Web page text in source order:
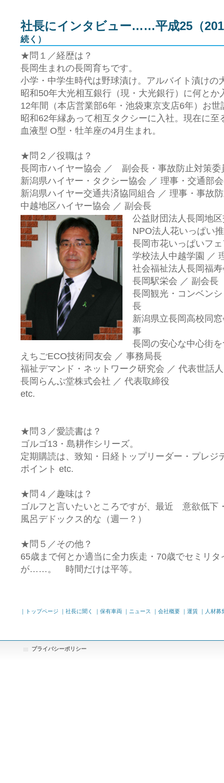
社長にインタビュー……平成25（
続く）
★問１／経歴は？
長岡生まれの長岡育ちです。
小学・中学生時代は野球漬け。アルバイト漬けの
昭和50年大光相互銀行（現・大光銀行）に何とか
12年間（本店営業部6年・池袋東京支店6年）お世
昭和62年縁あって相互タクシーに入社。現在に至
血液型 O型・牡羊座の4月生まれ。
★問２／役職は？
長岡市ハイヤー協会 ／ 副会長・事故防止対策
新潟県ハイヤー・タクシー協会 ／ 理事・交通部
新潟県ハイヤー交通共済協同組合 ／ 理事・事故
中越地区ハイヤー協会 ／ 副会長
公益財団法人長岡地
NPO法人花いっぱい
長岡市花いっぱいフ
学校法人中越学園 ／
社会福祉法人長岡福
長岡駅栄会 ／ 副会長
長岡観光・コンベン
長
新潟県立長岡高校同
事
長岡の安心な中心街
えちごECO技術同友会 ／ 事務局長
福祉デマンド・ネットワーク研究会 ／ 代表世話人
長岡らんぷ堂株式会社 ／ 代表取締役
etc.
★問３／愛読書は？
ゴルゴ13・島耕作シリーズ。
定期購読は、致知・日経トップリーダー・プレジ
ポイント etc.
★問４／趣味は？
ゴルフと言いたいところですが、最近 意欲低下
風呂デドックス的な（週一？）
★問５／その他？
65歳まで何とか適当に全力疾走・70歳でセミリ
が……。 時間だけは平等。
｜トップページ ｜社長に聞く ｜保有車両 ｜ニュース ｜会社概要 ｜運賃 ｜人材
プライバシーポリシー